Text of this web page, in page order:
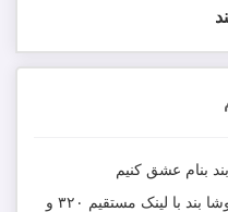
بنام عشق کنیم
بند
با لینک مستقیم ۳۲۰ و